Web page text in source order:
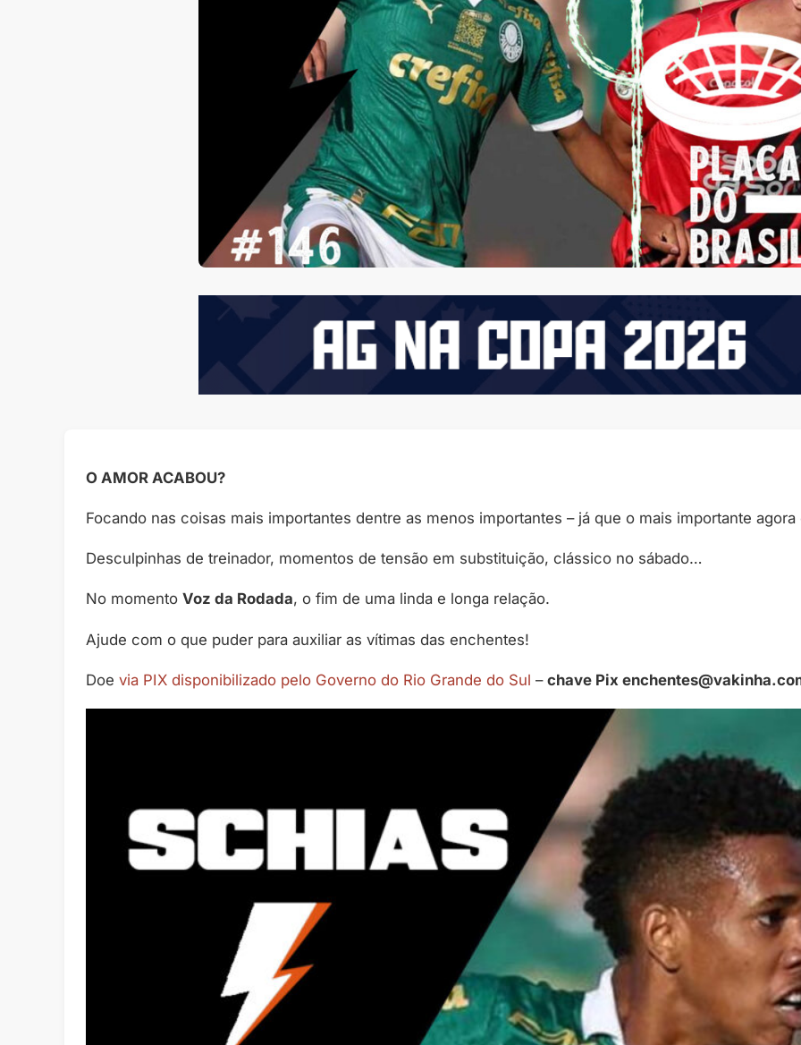
O AMOR ACABOU?
Focando nas coisas mais importantes dentre as menos importantes – já que o mais importante
Desculpinhas de treinador, momentos de tensão em substituição, clássico no sábado…
No momento Voz da Rodada, o fim de uma linda e longa relação.
Ajude com o que puder para auxiliar as vítimas das enchentes!
Doe via PIX disponibilizado pelo Governo do Rio Grande do Sul – chave Pix